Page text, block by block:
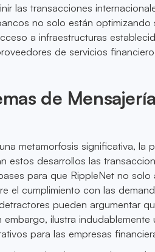
las transacciones
no solo están optimizando
a infraestructuras
de servicios
de Mensajería
metamorfosis significativa, la
estos desarrollos las
para que RippleNet no solo
el cumplimiento con las
pueden argumentar
ilustra indudablemente
para las empresas